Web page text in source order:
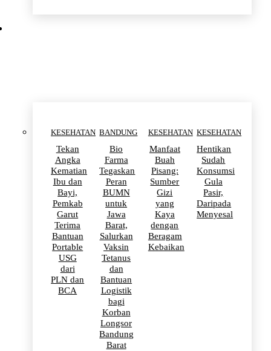
KESEHATAN
Tekan
Angka
Kematian
Ibu dan
Bayi,
Pemkab
Garut
Terima
Bantuan
Portable
USG
dari
PLN dan
BCA
BANDUNG
Bio
Farma
Tegaskan
Peran
BUMN
untuk
Jawa
Barat,
Salurkan
Vaksin
Tetanus
dan
Bantuan
Logistik
bagi
Korban
Longsor
Bandung
Barat
KESEHATAN
Manfaat
Buah
Pisang:
Sumber
Gizi
yang
Kaya
dengan
Beragam
Kebaikan
KESEHATAN
Hentikan
Sudah
Konsumsi
Gula
Pasir,
Daripada
Menyesal